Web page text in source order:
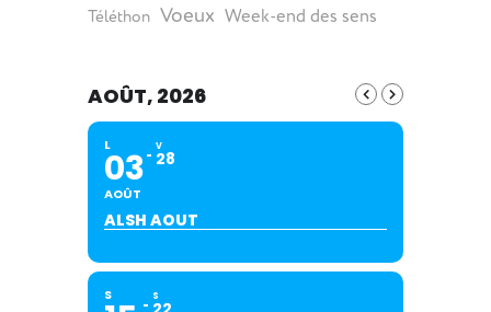
Téléthon Voeux Week-end des sens
AOÛT, 2026
L
03
AOÛT
V
28
ALSH AOUT
S S